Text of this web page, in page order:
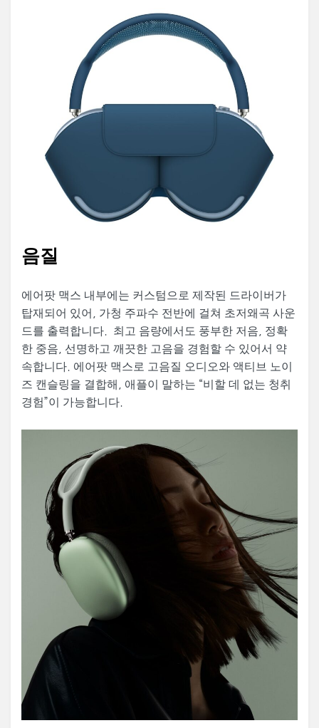
음질
에어팟 맥스 내부에는 커스텀으로 제작된 드라이버가
탑재되어 있어, 가청 주파수 전반에 걸쳐 초저왜곡 사운
드를 출력합니다. 최고 음량에서도 풍부한 저음, 정확
한 중음, 선명하고 깨끗한 고음을 경험할 수 있어서 약
속합니다. 에어팟 맥스로 고음질 오디오와 액티브 노이
즈 캔슬링을 결합해, 애플이 말하는 “비할 데 없는 청취
경험”이 가능합니다.